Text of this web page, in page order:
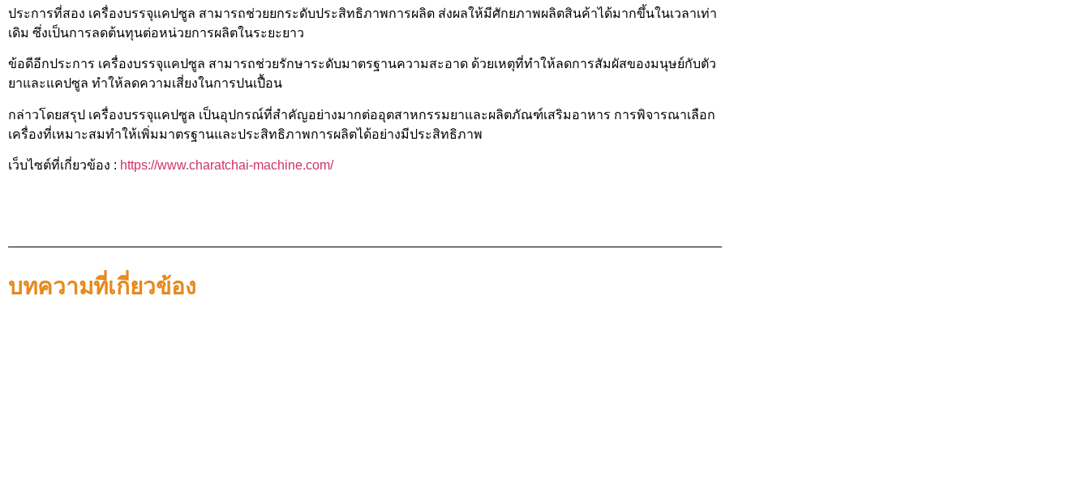
ประการที่สอง เครื่องบรรจุแคปซูล สามารถช่วยยกระดับประสิทธิภาพการผลิต ส่งผลให้มีศักยภาพผลิตสินค้าได้มากขึ้นในเวลาเท่า
เดิม ซึ่งเป็นการลดต้นทุนต่อหน่วยการผลิตในระยะยาว
ข้อดีอีกประการ เครื่องบรรจุแคปซูล สามารถช่วยรักษาระดับมาตรฐานความสะอาด ด้วยเหตุที่ทำให้ลดการสัมผัสของมนุษย์กับตัว
ยาและแคปซูล ทำให้ลดความเสี่ยงในการปนเปื้อน
กล่าวโดยสรุป เครื่องบรรจุแคปซูล เป็นอุปกรณ์ที่สำคัญอย่างมากต่ออุตสาหกรรมยาและผลิตภัณฑ์เสริมอาหาร การพิจารณาเลือก
เครื่องที่เหมาะสมทำให้เพิ่มมาตรฐานและประสิทธิภาพการผลิตได้อย่างมีประสิทธิภาพ
เว็บไซต์ที่เกี่ยวข้อง : https://www.charatchai-machine.com/
บทความที่เกี่ยวข้อง